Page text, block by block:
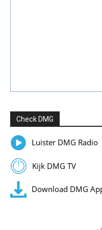
Check DMG
Luister DMG Radio
Kijk DMG TV
Download DMG